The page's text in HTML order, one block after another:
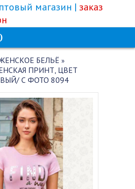
магазин | заказ
БЕЛЬЁ »
ПРИНТ, ЦВЕТ
С ФОТО 8094